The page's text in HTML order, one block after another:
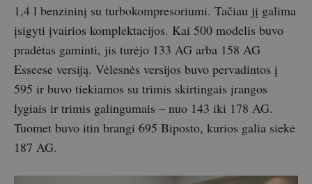
1,4 l benzininį su turbokompresoriumi. Tačiau jį galima
įsigyti įvairios komplektacijos. Kai 500 modelis buvo
pradėtas gaminti, jis turėjo 133 AG arba 158 AG
Esseese versiją. Vėlesnės versijos buvo pervadintos į
595 ir buvo tiekiamos su trimis skirtingais įrangos
lygiais ir trimis galingumais – nuo 143 iki 178 AG.
Tuomet buvo itin brangi 695 Biposto, kurios galia siekė
187 AG.